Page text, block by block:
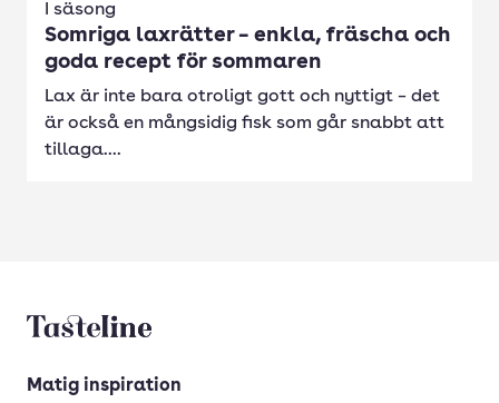
I säsong
Somriga laxrätter – enkla, fräscha och
goda recept för sommaren
Lax är inte bara otroligt gott och nyttigt – det
är också en mångsidig fisk som går snabbt att
tillaga....
Tasteline startsida
Matig inspiration